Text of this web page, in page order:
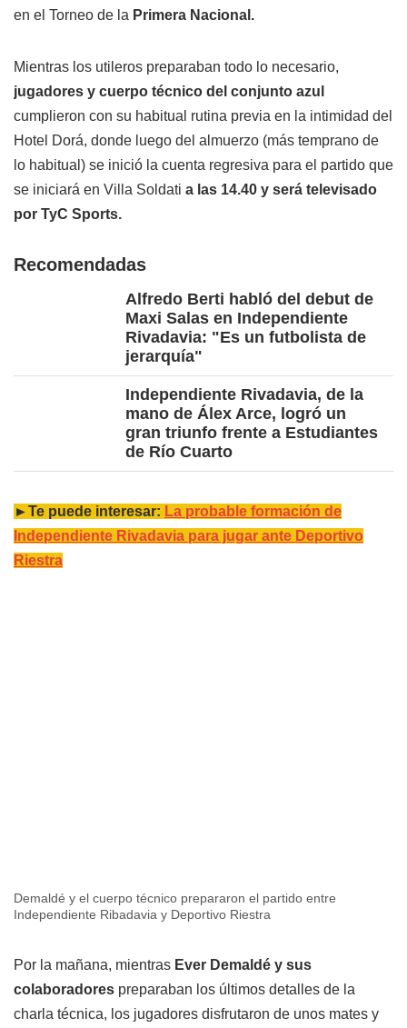
en el Torneo de la Primera Nacional.
Mientras los utileros preparaban todo lo necesario,
jugadores y cuerpo técnico del conjunto azul
cumplieron con su habitual rutina previa en la intimidad del
Hotel Dorá, donde luego del almuerzo (más temprano de
lo habitual) se inició la cuenta regresiva para el partido que
se iniciará en Villa Soldati a las 14.40 y será televisado
por TyC Sports.
Recomendadas
Alfredo Berti habló del debut de
Maxi Salas en Independiente
Rivadavia: "Es un futbolista de
jerarquía"
Independiente Rivadavia, de la
mano de Álex Arce, logró un
gran triunfo frente a Estudiantes
de Río Cuarto
►Te puede interesar: La probable formación de
Independiente Rivadavia para jugar ante Deportivo
Riestra
Demaldé y el cuerpo técnico prepararon el partido entre
Independiente Ribadavia y Deportivo Riestra
Por la mañana, mientras Ever Demaldé y sus
colaboradores preparaban los últimos detalles de la
charla técnica, los jugadores disfrutaron de unos mates y